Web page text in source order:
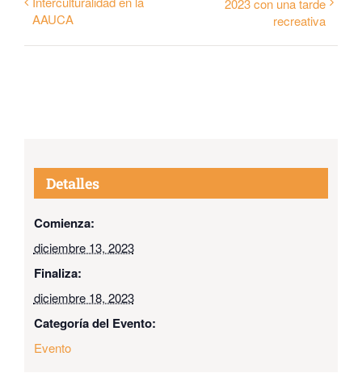
AAUCA
2023 con una tarde
recreativa
Detalles
Comienza:
diciembre 13, 2023
Finaliza:
diciembre 18, 2023
Categoría del Evento:
Evento